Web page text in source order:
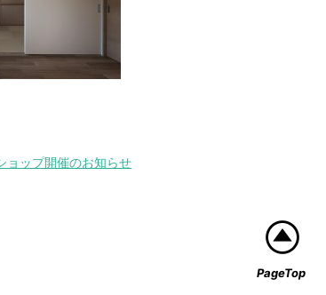
ョップ開催のお知らせ
PageTop